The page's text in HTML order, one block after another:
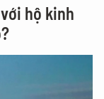
hộ kinh